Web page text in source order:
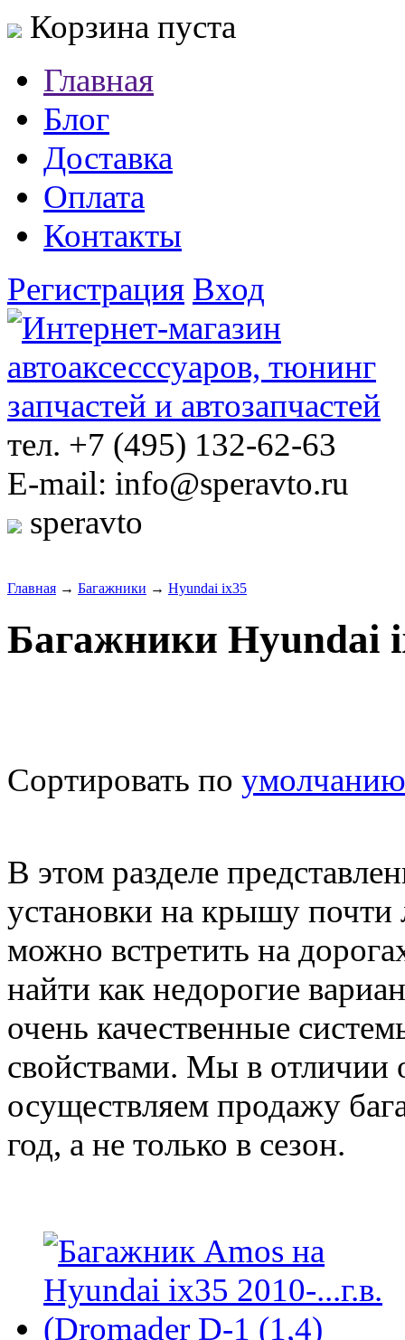
Корзина пуста
Главная
Блог
Доставка
Оплата
Контакты
Регистрация Вход
тел. +7 (495) 132-62-63
E-mail: info@speravto.ru
speravto
Главная → Багажники → Hyundai ix35
Багажники Hyundai
Сортировать по умолчанию
В этом разделе
установки на крышу
можно встретить на
найти как недорогие
очень качественные
свойствами. Мы в отличии
осуществляем продажу
год, а не только в сезон.